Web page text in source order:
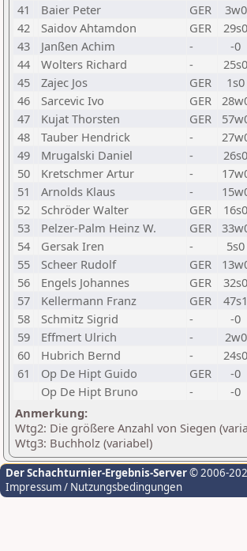
41
Baier Peter GER 3w0
42
Saidov Ahtamdon GER 29s0
43
Janßen Achim - -0
44
Wolters Richard - 25s0
45
Zajec Jos GER 1s0
46
Sarcevic Ivo GER
47
Kujat Thorsten GER
48
Tauber Hendrick -
49
Mrugalski Daniel - 26s0
50
Kretschmer Artur -
51
Arnolds Klaus -
52
Schröder Walter GER 16s0
53
Pelzer-Palm Heinz W. GER
54
Gersak Iren - 5s0
55
Scheer Rudolf GER
56
Engels Johannes GER 32s0
57
Kellermann Franz GER 47s1
58
Schmitz Sigrid - -0
59
Effmert Ulrich - 2w0
60
Hubrich Bernd - 24s0
61
Op De Hipt Guido GER -0
Op De Hipt Bruno
- -0
Anmerkung:
Wtg2: Die größere Anzahl von Siegen
Wtg3: Buchholz (variabel)
Der Schachturnier-Ergebnis-Server© 2006-
Impressum / Nutzungsbedingungen